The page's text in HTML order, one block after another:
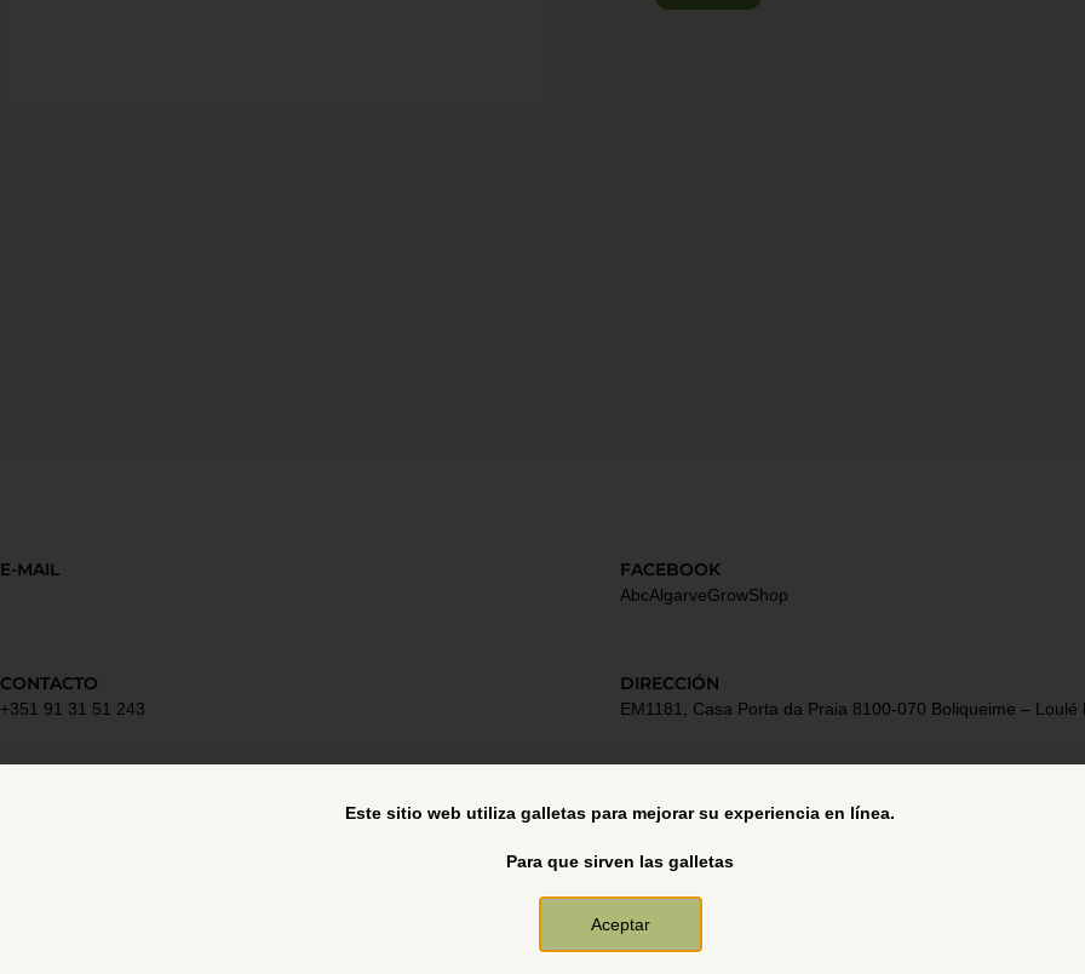
E-MAIL FACEBOOK
AbcAlgarveGrowShop
CONTACTO
+351 91 31 51 243
DIRECCIÓN
EM1181, Casa Porta da Praia 8100-070 Boliqueime – Loulé
Términos y Condiciones
Este sitio web utiliza galletas para mejorar su experiencia en línea.
Para que sirven las galletas
Aceptar